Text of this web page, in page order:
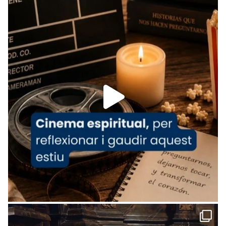
Recupera l'entrevista comp
Vatican
tican News 👇
www.vaticannews.va/es/iglesia/news/2026-
07/carmina-historia-depresion-papa-viaje-
espana-testimoni...
Foto
View on Facebook · Share
Arquebisbat de Barcelona
2 weeks ago
«Avui les santes Juliana i Semproniana ens
ajuden a alçar la mirada»
Mons. Sergi Gordo, bisbe de Tortosa, ha
presidit aquest 27 de juliol la missa de Les
Santes de Mataró.
🔗tinyurl.com/cvu5jmbk